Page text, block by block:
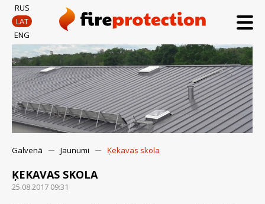
RUS
LAT
ENG
Galvenā Jaunumi Ķekavas skola
ĶEKAVAS SKOLA
25.08.2017 09:31